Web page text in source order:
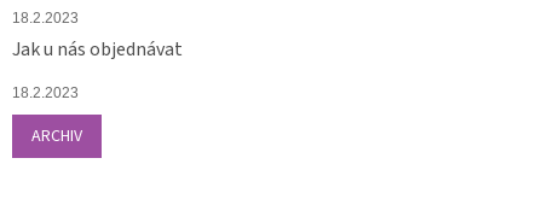
18.2.2023
Jak u nás objednávat
18.2.2023
ARCHIV